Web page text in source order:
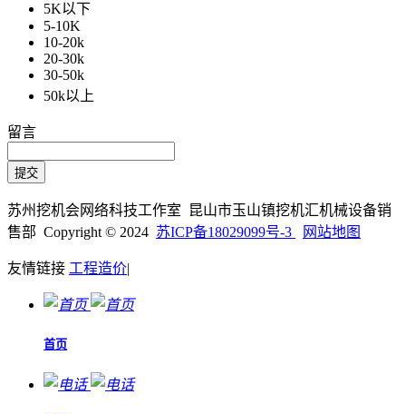
5K以下
5-10K
10-20k
20-30k
30-50k
50k以上
留言
苏州挖机会网络科技工作室 昆山市玉山镇挖机汇机械设备销
售部 Copyright © 2024 苏ICP备18029099号-3 网站地图
友情链接 工程造价|
首页